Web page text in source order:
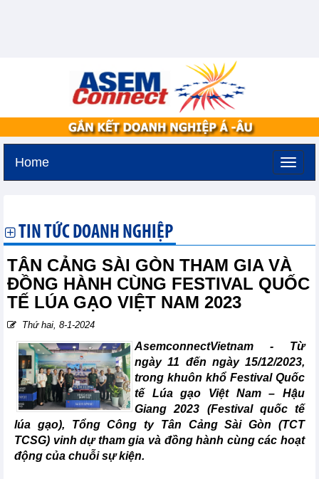
Home
TIN TỨC DOANH NGHIỆP
TÂN CẢNG SÀI GÒN THAM GIA VÀ
ĐỒNG HÀNH CÙNG FESTIVAL QUỐC
TẾ LÚA GẠO VIỆT NAM 2023
Thứ hai, 8-1-2024
AsemconnectVietnam - Từ
ngày 11 đến ngày 15/12/2023,
trong khuôn khổ Festival Quốc
tế Lúa gạo Việt Nam – Hậu
Giang 2023 (Festival quốc tế
lúa gạo), Tổng Công ty Tân Cảng Sài Gòn (TCT
TCSG) vinh dự tham gia và đồng hành cùng các hoạt
động của chuỗi sự kiện.